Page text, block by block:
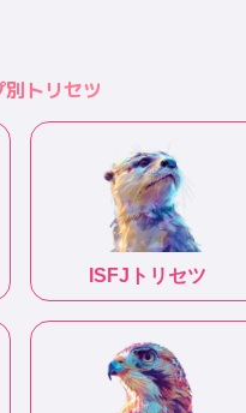
トリセツ
ISFJ トリセツ